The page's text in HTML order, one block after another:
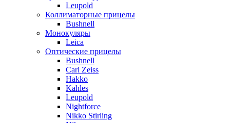
Leupold
Коллиматорные прицелы
Bushnell
Монокуляры
Leica
Оптические прицелы
Bushnell
Carl Zeiss
Hakko
Kahles
Leupold
Nightforce
Nikko Stirling